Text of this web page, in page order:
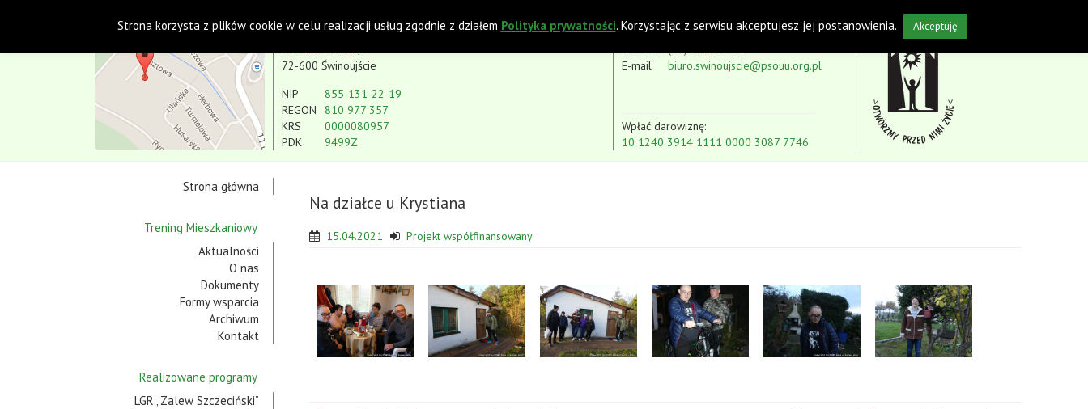
Koło w Świnoujściu
ul. Basztowa 11,
72-600 Świnoujście
NIP
REGON
KRS
PDK
855-131-22-19
810 977 357
0000080957
9499Z
Telefon
E-mail
(91) 321-35-59
biuro.swinoujscie@psouu.org.pl
Wpłać darowiznę:
10 1240 3914 1111 0000 3087 7746
Strona główna
Trening Mieszkaniowy
Aktualności
O nas
Dokumenty
Formy wsparcia
Archiwum
Kontakt
Realizowane programy
LGR „Zalew Szczeciński”
Na działce u Krystiana
15.04.2021 Projekt współfinansowany
Strona korzysta z plików cookie w celu realizacji usług zgodnie z działem Polityka prywatności. Korzystając z serwisu akceptujesz jej postanowienia. Akceptuję